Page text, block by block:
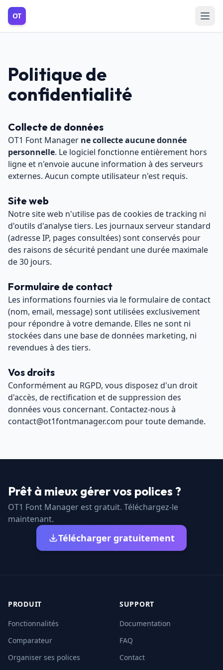
OT
Politique de
confidentialité
Collecte de données
OT1 Font Manager ne collecte aucune donnée
personnelle. Le logiciel fonctionne entièrement hors
ligne et n'envoie aucune information à des serveurs
externes. Aucun compte utilisateur n'est requis.
Site web
Notre site web n'utilise pas de cookies de tracking ni
d'outils d'analyse tiers. Les journaux serveur standard
(adresse IP, pages consultées) sont conservés pour
des raisons de sécurité pendant une durée maximale
de 30 jours.
Formulaire de contact
Les informations fournies via le formulaire de contact
(nom, email, message) sont utilisées exclusivement
pour répondre à votre demande. Elles ne sont ni
stockées dans une base de données marketing, ni
revendues à des tiers.
Vos droits
Conformément au RGPD, vous disposez d'un droit
d'accès, de rectification et de suppression des
données vous concernant. Contactez-nous à
contact@ot1fontmanager.com pour toute demande.
Prêt à mieux gérer vos polices ?
OT1 Font Manager est gratuit. Téléchargez-le
maintenant.
Télécharger gratuitement
PRODUIT
Fonctionnalités
Comparateur
Organiser ses polices
SUPPORT
Documentation
FAQ
Contact